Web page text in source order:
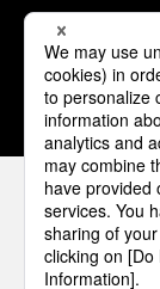
1
パナソ